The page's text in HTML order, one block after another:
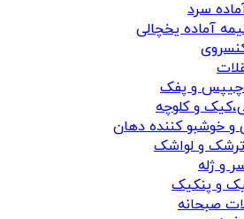
سرد
آماده یخچالی
و پفک
و کلوچه
خوشبو کننده دهان
و لواشک
و ژله
و پنکیک
صبحانه